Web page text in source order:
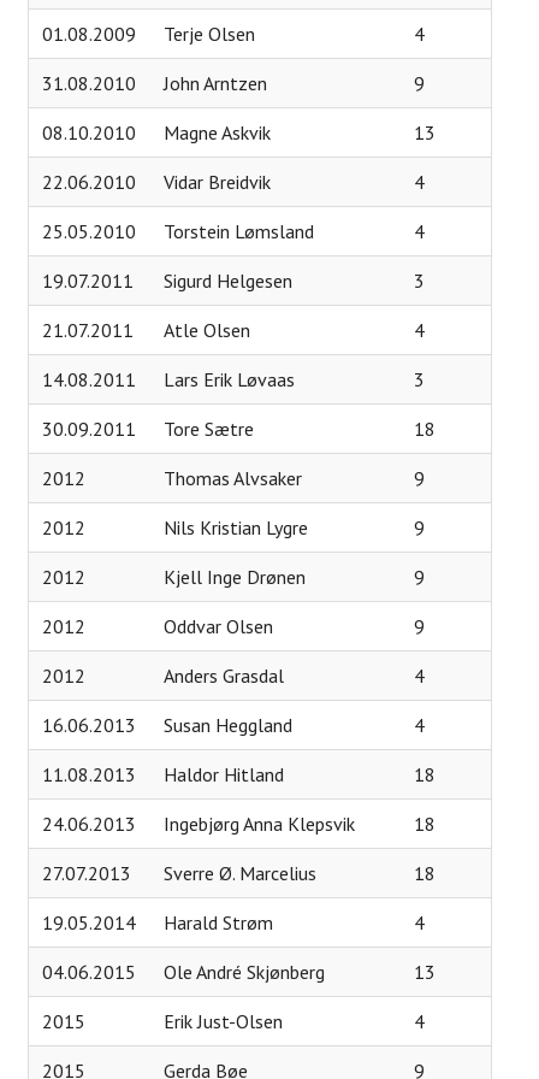
Juniortrening
Aktiviteter
Uttakskriterier LAG-NM
FORE! Folkehelse
Grupper
Damegruppa
Juniorgruppen
Elitegruppe
Seniorgruppen
Herregruppen
Turneringsliste
Aktivitetskalender
Kontakt oss
Styret 2026
Ansatte
Komitéer / grupper 2025
01.08.2009 Terje Olsen 4
31.08.2010 John Arntzen 9
08.10.2010 Magne Askvik 13
22.06.2010 Vidar Breidvik 4
25.05.2010 Torstein Lømsland 4
19.07.2011 Sigurd Helgesen 3
21.07.2011 Atle Olsen 4
14.08.2011 Lars Erik Løvaas 3
30.09.2011 Tore Sætre 18
2012 Thomas Alvsaker 9
2012 Nils Kristian Lygre 9
2012 Kjell Inge Drønen 9
2012 Oddvar Olsen 9
2012 Anders Grasdal 4
16.06.2013 Susan Heggland 4
11.08.2013 Haldor Hitland 18
24.06.2013 Ingebjørg Anna Klepsvik 18
27.07.2013 Sverre Ø. Marcelius 18
19.05.2014 Harald Strøm 4
04.06.2015 Ole André Skjønberg 13
2015 Erik Just-Olsen 4
2015 Gerda Bøe 9